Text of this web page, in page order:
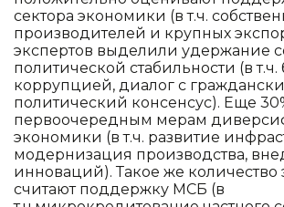
сектора экономики (в т.ч.
производителей и крупных
экспертов выделили удержание
политической стабильности (в т.ч.
коррупцией, диалог с
политический консенсус). Еще
первоочередным мерам
экономики (в т.ч. развитие
модернизация производства,
инноваций). Такое же количество
считают поддержку МСБ (в